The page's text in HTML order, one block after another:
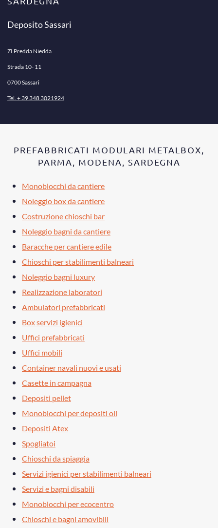
Deposito Sassari
ZI Predda Niedda
Strada 10- 11
0700 Sassari
Tel. + 39 348 3021924
PREFABBRICATI MODULARI METALBOX,
PARMA, MODENA, SARDEGNA
Monoblocchi da cantiere
Noleggio box da cantiere
Costruzione chioschi bar
Noleggio bagni da cantiere
Baracche per cantiere edile
Chioschi per stabilimenti balneari
Noleggio bagni luxury
Realizzazione laboratori
Ambulatori prefabbricati
Box servizi igienici
Uffici prefabbricati
Uffici mobili
Container navali nuovi e usati
Casette in campagna
Depositi pellet
Monoblocchi per depositi oli
Depositi Atex
Spogliatoi
Chioschi da spiaggia
Servizi igienici per stabilimenti balneari
Servizi e bagni disabili
Monoblocchi per ecocentro
Chioschi e bagni amovibili